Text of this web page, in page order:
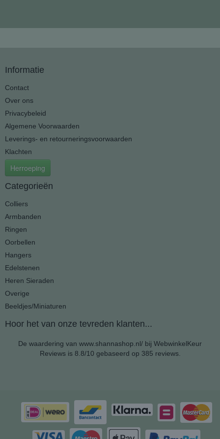
Informatie
Contact
Over ons
Privacybeleid
Algemene Voorwaarden
Leverings- en retourneringsvoorwaarden
Klachten
Herroeping
Categorieën
Colliers
Armbanden
Ringen
Oorbellen
Hangers
Edelstenen
Heren Sieraden
Overige
Beeldjes/Miniaturen
Hoor het van onze tevreden klanten...
De waardering van www.shannashop.nl/ bij WebwinkelKeur
Reviewsis 8.8/10 gebaseerd op 385 reviews.